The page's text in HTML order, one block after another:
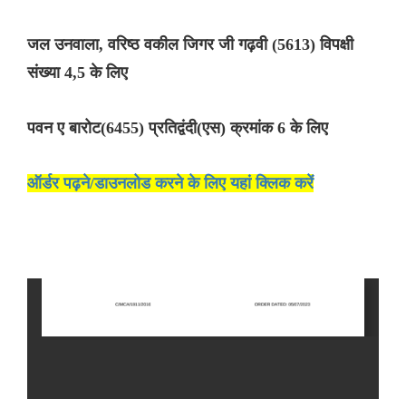
जल उनवाला, वरिष्ठ वकील जिगर जी गढ़वी (5613) विपक्षी
संख्या 4,5 के लिए
पवन ए बारोट(6455) प्रतिद्वंदी(एस) क्रमांक 6 के लिए
ऑर्डर पढ़ने/डाउनलोड करने के लिए यहां क्लिक करें